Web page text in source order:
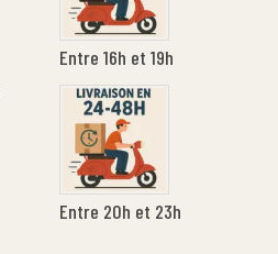
Entre 16h et 19h
Entre 20h et 23h